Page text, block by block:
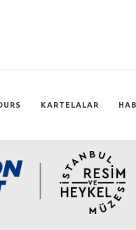
KARTELALAR